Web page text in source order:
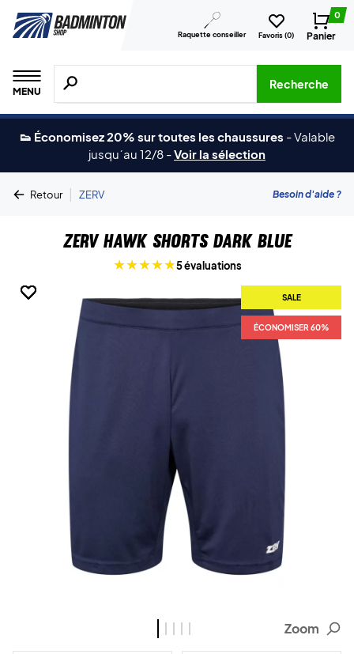
Raquette conseiller Favoris (0)
0
Panier
MENU
Recherche de produits, de marques, etc.
Recherche
👟 Économisez 20% sur toutes les chaussures -Valable
jusqu´au 12/8 -Voir la sélection
Retour | ZERV Besoin d'aide ?
ZERV Hawk Shorts Dark Blue
5 évaluations
SALE
ÉCONOMISER 60%
SALE
ÉCONOMISER 60%
SALE
ÉCONOMISER 60%
SALE
ÉCONOMISER 60%
SALE
ÉCONOMISER 60%
Zoom